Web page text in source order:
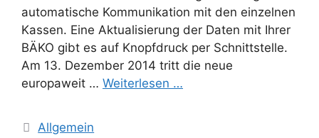
automatische Kommunikation mit den einzelnen
Kassen. Eine Aktualisierung der Daten mit Ihrer
BÄKO gibt es auf Knopfdruck per Schnittstelle.
Am 13. Dezember 2014 tritt die neue
europaweit … Weiterlesen …
Kategorien
Allgemein